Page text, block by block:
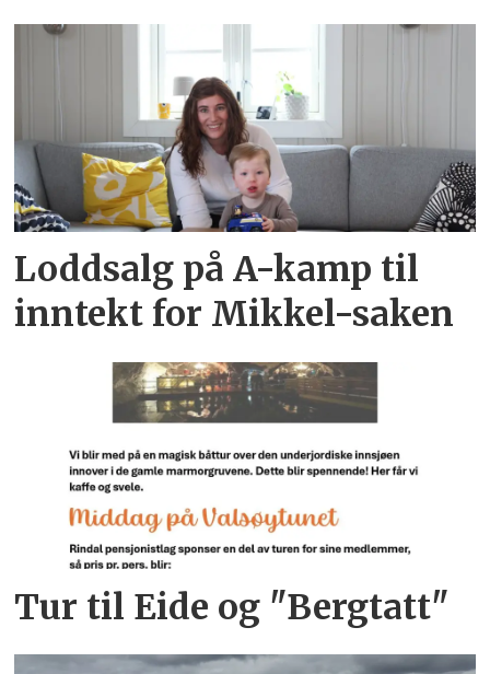
Loddsalg på A-kamp til
inntekt for Mikkel-saken
Tur til Eide og "Bergtatt"